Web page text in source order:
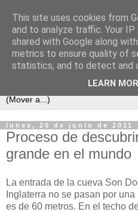
lunes, 20 de junio de 2011
Proceso de
grande en el mundo
La entrada de la cueva Son
Inglaterra no se pasan por
es de 60 metros. En el techo
This site uses cookies from
and to analyze traffic. Your
shared with Google along
metrics to ensure quality of
statistics, and to detect and
LEARN